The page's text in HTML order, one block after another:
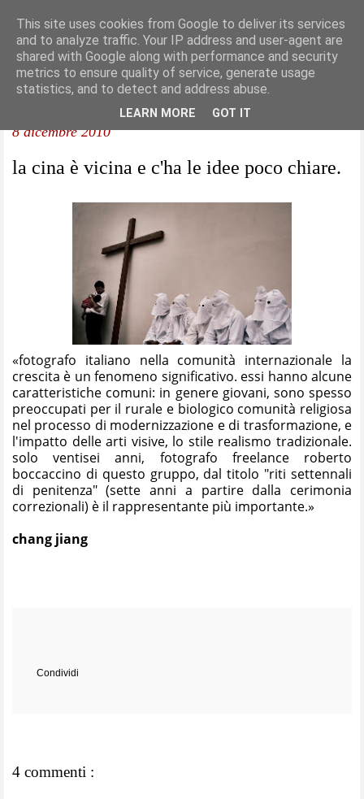
8 dicembre 2010
la cina è vicina e c'ha le idee poco chiare.
«fotografo italiano nella comunità internazionale la
crescita è un fenomeno significativo. essi hanno alcune
caratteristiche comuni: in genere giovani, sono spesso
preoccupati per il rurale e biologico comunità religiosa
nel processo di modernizzazione e di trasformazione, e
l'impatto delle arti visive, lo stile realismo tradizionale.
solo ventisei anni, fotografo freelance roberto
boccaccino di questo gruppo, dal titolo "riti settennali
di penitenza" (sette anni a partire dalla cerimonia
correzionali) è il rappresentante più importante.»
chang jiang
Condividi
4 commenti :
This site uses cookies from Google to deliver its services
and to analyze traffic. Your IP address and user-agent are
shared with Google along with performance and security
metrics to ensure quality of service, generate usage
statistics, and to detect and address abuse.
LEARN MORE GOT IT